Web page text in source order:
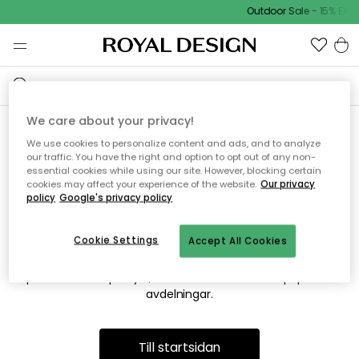
Outdoor Sale - 15%
Vi hittar tyvärr inte sidan du
söker
Detta kan bero på att sidan inte längre finns eller att den har
flyttats. Vi ber om ursäkt för besväret. I menyn ovan kan du
prova att söka på nytt, eller besöka en av våra populära
avdelningar.
Till startsidan
We care about your privacy!
We use cookies to personalize content and ads, and to analyze
our traffic. You have the right and option to opt out of any non-
essential cookies while using our site. However, blocking certain
cookies may affect your experience of the website. Our privacy
policy Google's privacy policy
Accept All Cookies
Cookie Settings